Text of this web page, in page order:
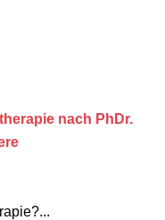
nach PhDr.